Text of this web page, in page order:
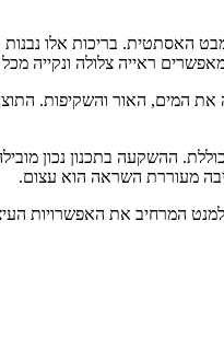
בריכות אלו נבנות
ראייה צלולה ונקייה מכל
המים, האור והשקיפות.
ההשקעה בתכנון נכון
מעוררת השראה הוא עצום.
המרחיב את